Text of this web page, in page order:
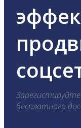
бесплатного